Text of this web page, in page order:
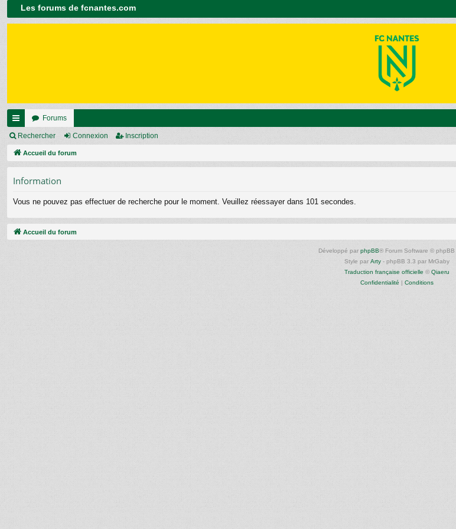
Les forums de fcnantes.com
ac
co
s
Forums
Rechercher Connexion Inscription
Accueil du forum
Information
Vous ne pouvez pas effectuer de recherche pour le moment. Veuillez réessayer dans 101 secondes.
Accueil du forum
Développé par phpBB® Forum Software © phpBB
Style par Arty - phpBB 3.3 par MrGaby
Traduction française officielle © Qiaeru
Confidentialité | Conditions